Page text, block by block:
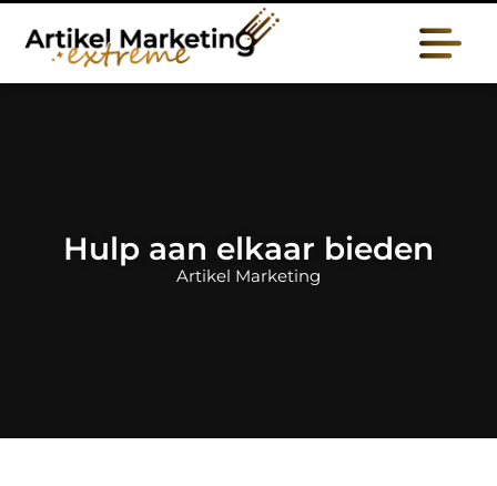
Hulp aan elkaar bieden
Artikel Marketing